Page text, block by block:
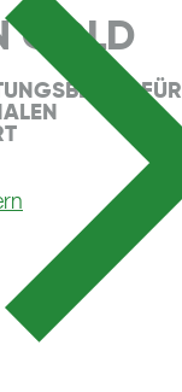
GOLD
FÜR